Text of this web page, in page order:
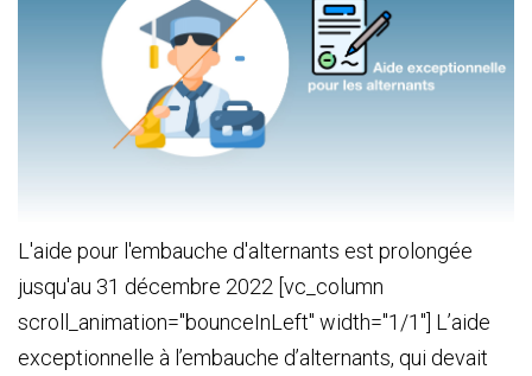
L'aide pour l'embauche d'alternants est prolongée
jusqu'au 31 décembre 2022 [vc_column
scroll_animation="bounceInLeft" width="1/1"] L’aide
exceptionnelle à l’embauche d’alternants, qui devait